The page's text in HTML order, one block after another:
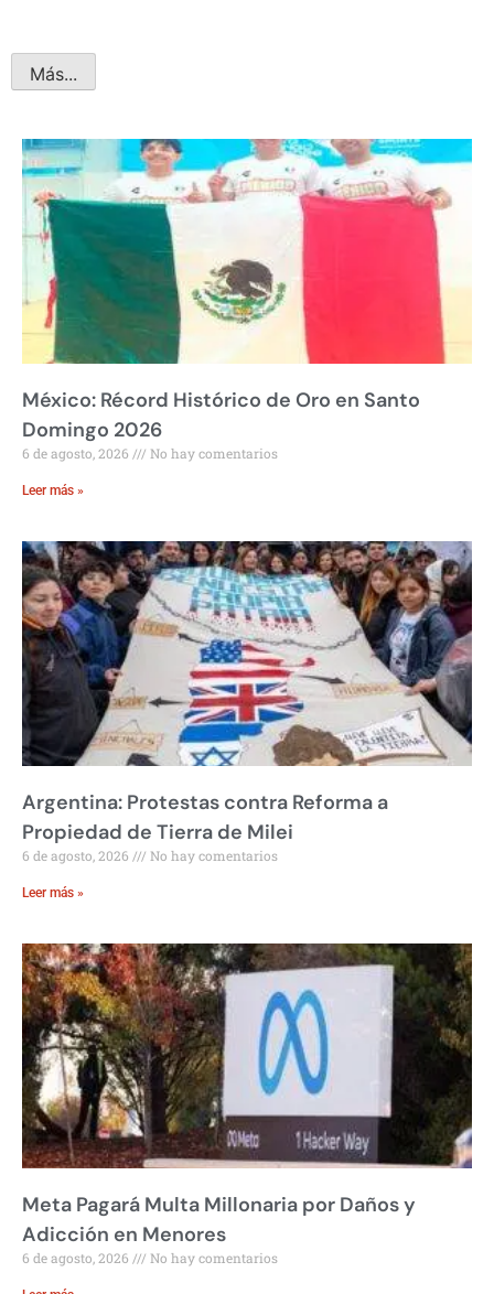
Más...
México: Récord Histórico de Oro en Santo
Domingo 2026
6 de agosto, 2026 No hay comentarios
Leer más »
Argentina: Protestas contra Reforma a
Propiedad de Tierra de Milei
6 de agosto, 2026 No hay comentarios
Leer más »
Meta Pagará Multa Millonaria por Daños y
Adicción en Menores
6 de agosto, 2026 No hay comentarios